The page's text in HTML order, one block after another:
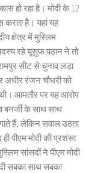
हो रहा है। मोदी के 12
करता है। यहां यह
क्षेत्र में मुस्लिम
रहे यूसुफ पठान ने तो
सीट से चुनाव लड़ा
अधीर रंजन चौधरी को
थी। आमतौर पर यह आरोप
बनर्जी के साथ साथ
हैं, लेकिन सवाल उठता
पीएम मोदी की प्रशंसा
सांसदों ने पीएम मोदी
सबका साथ सबका